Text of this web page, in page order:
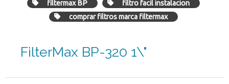
filtermax BP
filtro facil instalacion
comprar filtros marca filtermax
FilterMax BP-320 1\"